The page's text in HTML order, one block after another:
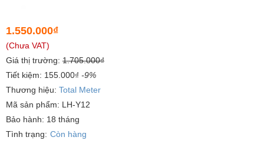
1.550.000₫
(Chưa VAT)
Giá thị trường: 1.705.000₫
Tiết kiệm: 155.000₫ -9%
Thương hiệu: Total Meter
Mã sản phẩm: LH-Y12
Bảo hành: 18 tháng
Tình trạng: Còn hàng